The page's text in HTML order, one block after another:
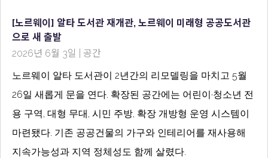
[노르웨이] 알타 도서관 재개관, 노르웨이 미래형 공공도서관
으로 새 출발
2026년 6월 3일
공간
노르웨이 알타 도서관이 2년간의 리모델링을 마치고 5월
26일 새롭게 문을 연다. 확장된 공간에는 어린이·청소년 전
용 구역, 대형 무대, 시민 주방, 확장 개방형 운영 시스템이
마련됐다. 기존 공공건물의 가구와 인테리어를 재사용해
지속가능성과 지역 정체성도 함께 살렸다.